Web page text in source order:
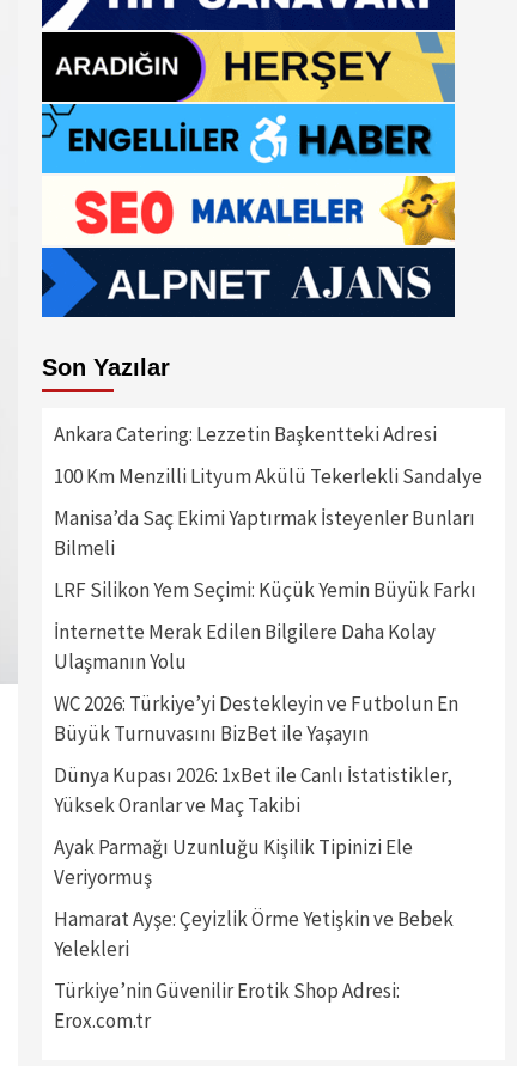
Son Yazılar
Ankara Catering: Lezzetin Başkentteki Adresi
100 Km Menzilli Lityum Akülü Tekerlekli Sandalye
Manisa’da Saç Ekimi Yaptırmak İsteyenler Bunları
Bilmeli
LRF Silikon Yem Seçimi: Küçük Yemin Büyük Farkı
İnternette Merak Edilen Bilgilere Daha Kolay
Ulaşmanın Yolu
WC 2026: Türkiye’yi Destekleyin ve Futbolun En
Büyük Turnuvasını BizBet ile Yaşayın
Dünya Kupası 2026: 1xBet ile Canlı İstatistikler,
Yüksek Oranlar ve Maç Takibi
Ayak Parmağı Uzunluğu Kişilik Tipinizi Ele
Veriyormuş
Hamarat Ayşe: Çeyizlik Örme Yetişkin ve Bebek
Yelekleri
Türkiye’nin Güvenilir Erotik Shop Adresi:
Erox.com.tr